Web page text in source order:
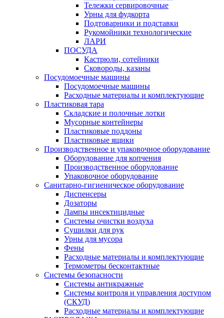
Тележки сервировочные
Урны для фудкорта
Подтоварники и подставки
Рукомойники технологические
ЛАРИ
ПОСУДА
Кастрюли, сотейники
Сковороды, казаны
Посудомоечные машины
Посудомоечные машины
Расходные материалы и комплектующие
Пластиковая тара
Складские и полочные лотки
Мусорные контейнеры
Пластиковые поддоны
Пластиковые ящики
Производственное и упаковочное оборудование
Оборудование для копчения
Производственное оборудование
Упаковочное оборудование
Санитарно-гигиеническое оборудование
Диспенсеры
Дозаторы
Лампы инсектицидные
Системы очистки воздуха
Сушилки для рук
Урны для мусора
Фены
Расходные материалы и комплектующие
Термометры бесконтактные
Системы безопасности
Системы антикражные
Системы контроля и управления доступом
(СКУД)
Расходные материалы и комплектующие